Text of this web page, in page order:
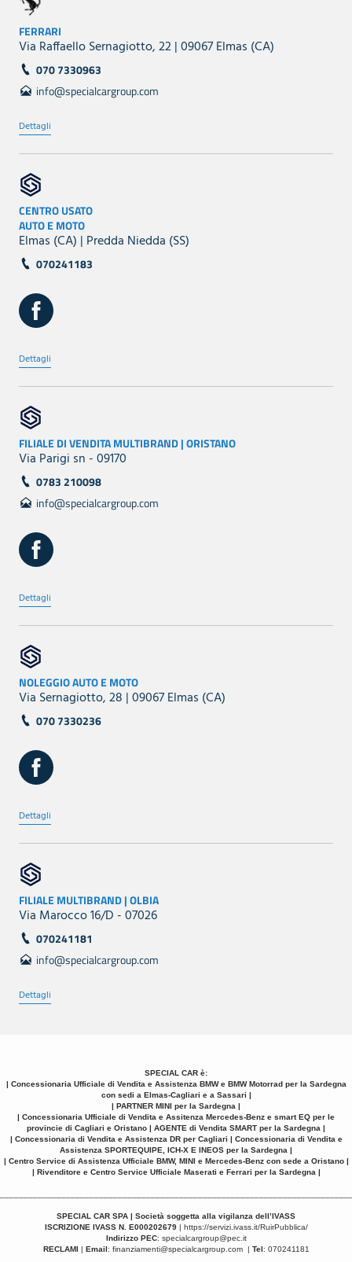
FERRARI
Via Raffaello Sernagiotto, 22 | 09067 Elmas (CA)
070 7330963
info@specialcargroup.com
Dettagli
CENTRO USATO
AUTO E MOTO
Elmas (CA) | Predda Niedda (SS)
070241183
Dettagli
FILIALE DI VENDITA MULTIBRAND | ORISTANO
Via Parigi sn - 09170
0783 210098
info@specialcargroup.com
Dettagli
NOLEGGIO AUTO E MOTO
Via Sernagiotto, 28 | 09067 Elmas (CA)
070 7330236
Dettagli
FILIALE MULTIBRAND | OLBIA
Via Marocco 16/D - 07026
070241181
info@specialcargroup.com
Dettagli
SPECIAL CAR è:
| Concessionaria Ufficiale di Vendita e Assistenza BMW e BMW Motorrad per la Sardegna
con sedi a Elmas-Cagliari e a Sassari |
| PARTNER MINI per la Sardegna |
| Concessionaria Ufficiale di Vendita e Assitenza Mercedes-Benz e smart EQ per le
provincie di Cagliari e Oristano | AGENTE di Vendita SMART per la Sardegna |
| Concessionaria di Vendita e Assistenza DR per Cagliari | Concessionaria di Vendita e
Assistenza SPORTEQUIPE, ICH-X E INEOS per la Sardegna |
| Centro Service di Assistenza Ufficiale BMW, MINI e Mercedes-Benz con sede a Oristano |
| Rivenditore e Centro Service Ufficiale Maserati e Ferrari per la Sardegna |
SPECIAL CAR SPA | Società soggetta alla vigilanza dell’IVASS
ISCRIZIONE IVASS N. E000202679| https://servizi.ivass.it/RuirPubblica/
Indirizzo PEC: specialcargroup@pec.it
RECLAMI | Email: finanziamenti@specialcargroup.com| Tel: 070241181